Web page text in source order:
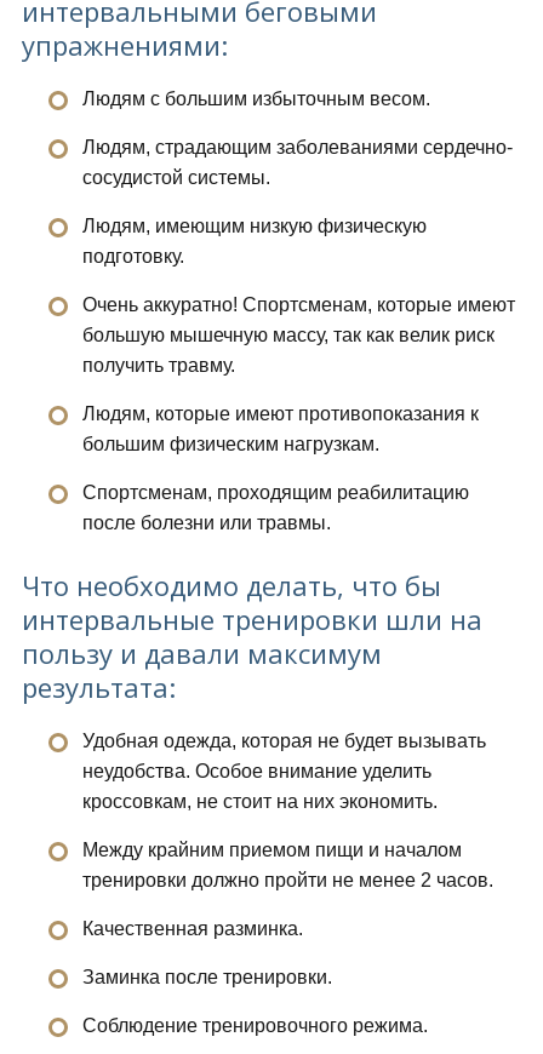
интервальными беговыми
упражнениями:
Людям с большим избыточным весом.
Людям, страдающим заболеваниями сердечно-
сосудистой системы.
Людям, имеющим низкую физическую
подготовку.
Очень аккуратно! Спортсменам, которые имеют
большую мышечную массу, так как велик риск
получить травму.
Людям, которые имеют противопоказания к
большим физическим нагрузкам.
Спортсменам, проходящим реабилитацию
после болезни или травмы.
Что необходимо делать, что бы
интервальные тренировки шли на
пользу и давали максимум
результата:
Удобная одежда, которая не будет вызывать
неудобства. Особое внимание уделить
кроссовкам, не стоит на них экономить.
Между крайним приемом пищи и началом
тренировки должно пройти не менее 2 часов.
Качественная разминка.
Заминка после тренировки.
Соблюдение тренировочного режима.